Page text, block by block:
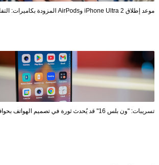
موعد إطلاق iPhone Ultra 2 وAirPods المزودة بكاميرات: التفاصيل الكاملة
تسريبات: "ون بلس 16" قد يُحدث ثورة في تصميم الهواتف بحواف شاشة قياسية